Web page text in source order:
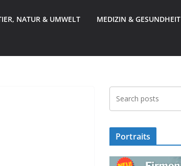
NATUR & UMWELT MEDIZIN & GESUNDHEIT
Portraits